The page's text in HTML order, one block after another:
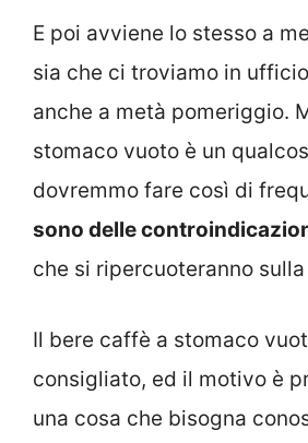
E poi avviene lo stesso a
sia che ci troviamo in
anche a metà pomeriggio.
stomaco vuoto è un
dovremmo fare così di
sono delle
che si ripercuoteranno
Il bere caffè a stomaco
consigliato, ed il motivo è
una cosa che bisogna